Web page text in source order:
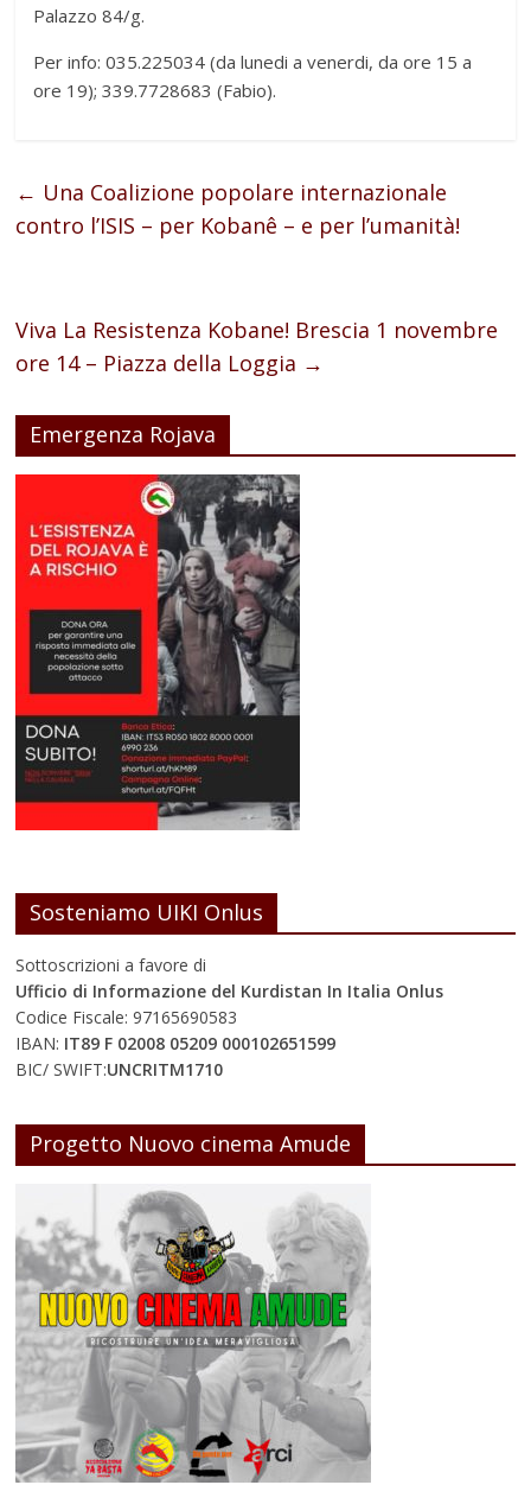
Palazzo 84/g.
Per info: 035.225034 (da lunedi a venerdi, da ore 15 a
ore 19); 339.7728683 (Fabio).
← Una Coalizione popolare internazionale
contro l’ISIS – per Kobanê – e per l’umanità!
Viva La Resistenza Kobane! Brescia 1 novembre
ore 14 – Piazza della Loggia →
Emergenza Rojava
Sosteniamo UIKI Onlus
Sottoscrizioni a favore di
Ufficio di Informazione del Kurdistan In Italia Onlus
Codice Fiscale: 97165690583
IBAN: IT89 F 02008 05209 000102651599
BIC/ SWIFT:UNCRITM1710
Progetto Nuovo cinema Amude